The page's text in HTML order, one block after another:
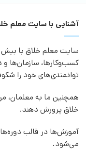
آشنایی با سایت معلم
کسب‌وکارها، سازمان‌ها
توانمندی‌های خود را
همچنین ما به معلمان،
خلاق پرورش دهند.
آموزش‌ها در قالب دوره‌ها
می‌شود.